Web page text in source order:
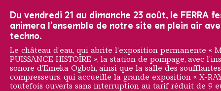
Du vendredi 21 au dimanche 23 août, le FERRA
animera l'ensemble de notre site en plein air
techno.
Le château d'eau, qui abrite l'exposition permanente «
PUISSANCE HISTOIRE », la station de pompage, avec
sonore d'Emeka Ogboh, ainsi que la salle des
compresseurs, qui accueille la grande exposition « X-
toutefois ouverts sans interruption au tarif réduit de 9